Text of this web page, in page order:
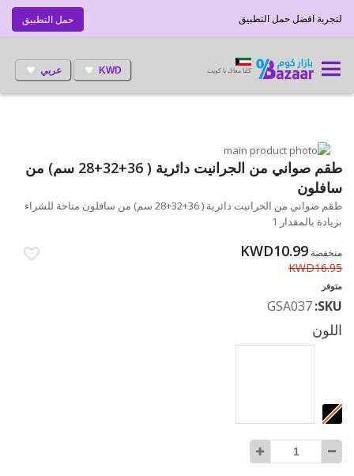
حمل التطبيق لتجربة افضل حمل التطبيق
KWD عربي كلنا معاك يا كويت
انتقل
إلى
النهاية
معرض
الصور
تخطي
إلى
بداية
معرض
الصور
طقم صواني من الجرانيت دائرية ( 36+32+28 سم) من
سافلون
طقم صواني من الجرانيت دائرية ( 36+32+28 سم) من سافلون متاحة للشراء
بزيادة بالمقدار 1
منخفضة KWD10.99
KWD16.95
متوفر
SKU
GSA037
اللون